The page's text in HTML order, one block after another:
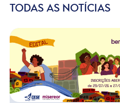
TODAS AS NOTÍCIAS